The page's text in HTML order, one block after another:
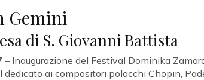
Gemini
di S. Giovanni Battista
– Inaugurazione del Festival Dominika
dedicato ai compositori polacchi Chopin,